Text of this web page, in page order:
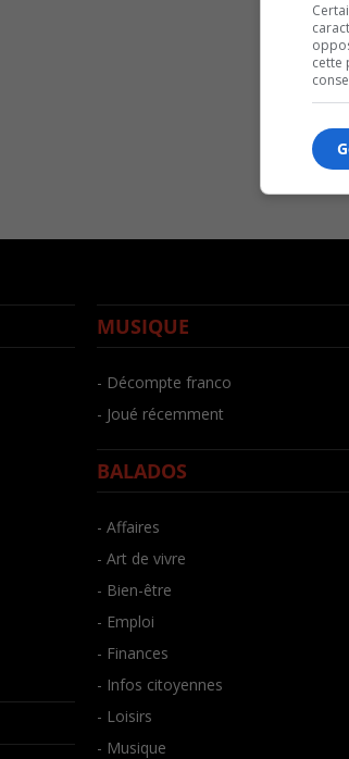
MUSIQUE
- Décompte franco
- Joué récemment
BALADOS
- Affaires
- Art de vivre
- Bien-être
- Emploi
- Finances
- Infos citoyennes
- Loisirs
- Musique
cette